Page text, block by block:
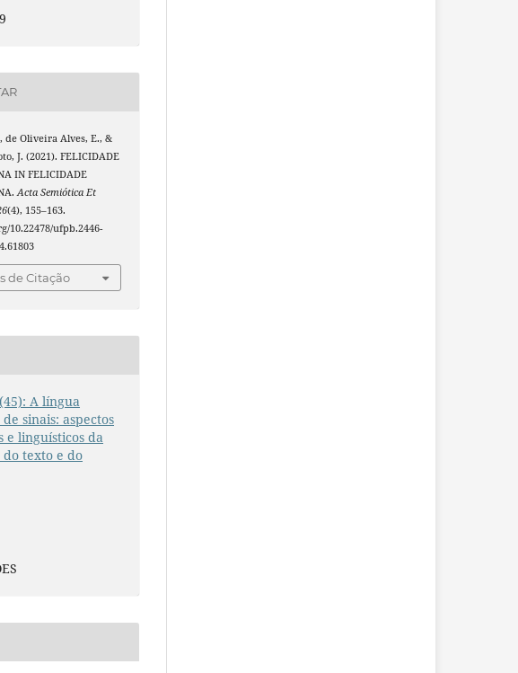
de Oliveira Alves, E., &
J. (2021). FELICIDADE
IN FELICIDADE
Acta Semiótica Et
(4), 155–163.
10.22478/ufpb.2446-
de Citação
A língua
sinais: aspectos
e linguísticos da
texto e do